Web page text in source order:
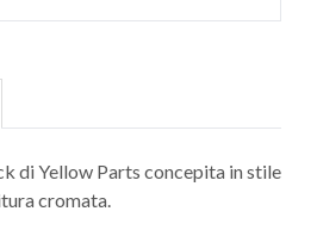
di Yellow Parts concepita in stile
cromata.